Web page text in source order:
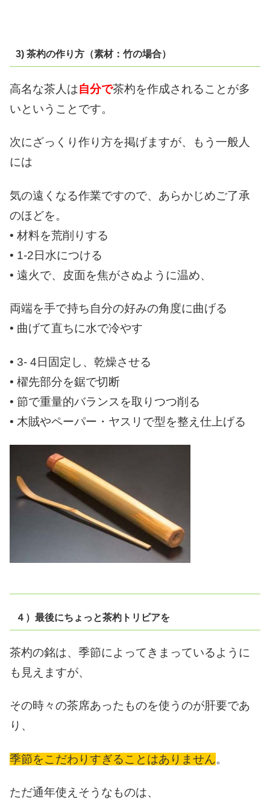
3) 茶杓の作り方（素材：竹の場合）
高名な茶人は自分で茶杓を作成されることが多
いということです。
次にざっくり作り方を掲げますが、
もう一般人
には
気の遠くなる作業ですので、 あらかじめご了承
のほどを。
• 材料を荒削りする
• 1-2日水につける
• 遠火で、皮面を焦がさぬように温め、
両端を手で持ち自分の好みの角度に曲げる
• 曲げて直ちに水で冷やす
• 3- 4日固定し、乾燥させる
• 櫂先部分を鋸で切断
• 節で重量的バランスを取りつつ削る
• 木賊やペーパー・ヤスリで型を整え仕上げる
４）最後にちょっと茶杓トリビアを
茶杓の銘は、季節によってきまっているように
も見えますが、
その時々の茶席あったものを使うのが肝要であ
り、
季節をこだわりすぎることはありません。
ただ通年使えそうなものは、